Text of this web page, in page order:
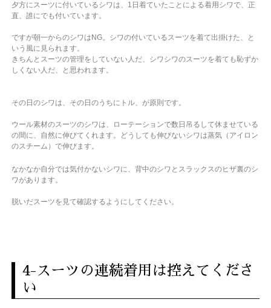
夕方にスーツに付いているシワは、1日着ていたことによる着用シワで、正
直、誰にでも付いています。
ですが朝一からのシワはNG。 シワの付いているスーツを着て出掛けた、と
いう風に見られます。
きちんとスーツの管理をしていない人だ、シワシワのスーツを着ても恥ずか
しくない人だ、と思われます。
その日のシワは、その日のうちにトル、が原則です。
ウール素材のスーツのシワは、ローテーションで数日吊るして休ませている
の間に、自然に伸びてくれます。
どうしても伸びないシワは蒸気（アイロン
のスチーム）で伸びます。
なかなか自分では気付かないシワに、背中のシワとスラックスのヒザ裏のシ
ワがあります。
脱いだスーツを見て確認するようにしてください。
4-スーツの連続着用は控えてくださ
い